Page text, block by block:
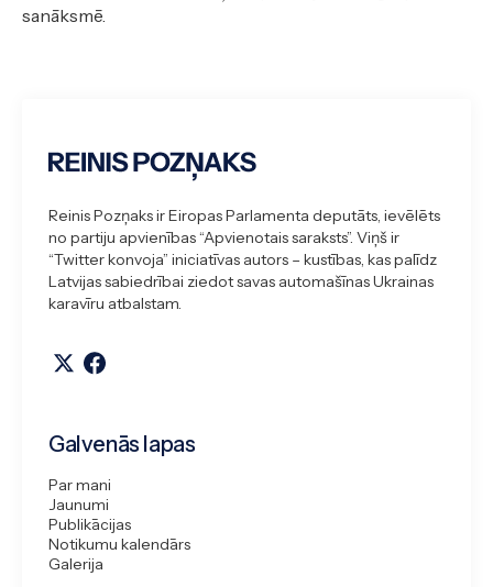
sanāksmē.
Reinis Pozņaks ir Eiropas Parlamenta deputāts, ievēlēts
no partiju apvienības “Apvienotais saraksts”. Viņš ir
“Twitter konvoja” iniciatīvas autors – kustības, kas palīdz
Latvijas sabiedrībai ziedot savas automašīnas Ukrainas
karavīru atbalstam.
Galvenās lapas
Par mani
Jaunumi
Publikācijas
Notikumu kalendārs
Galerija